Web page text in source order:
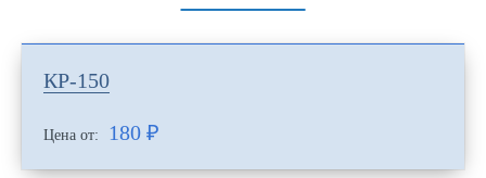
КР-150
Цена от: 180 ₽